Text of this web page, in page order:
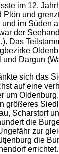
im 12.
und
im Süden
der
Das
Dargun
sich das
auf eine
um
größeres
Scharstorf
die
zur
die